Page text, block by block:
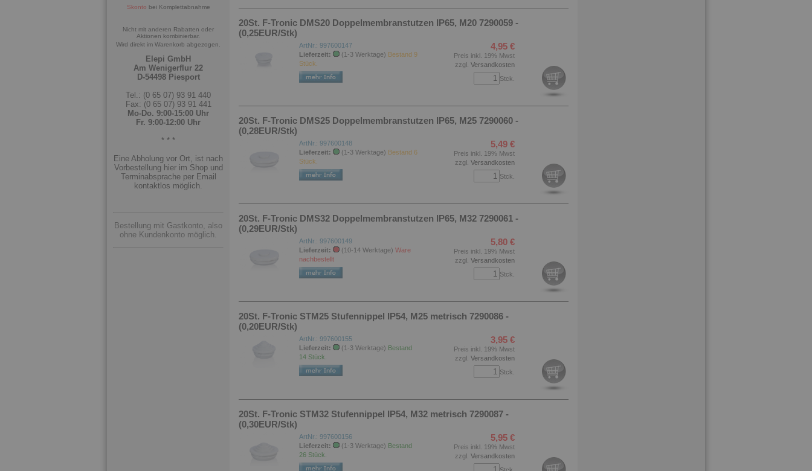
Skonto bei Komplettabnahme
Nicht mit anderen Rabatten oder
Aktionen kombinierbar.
Wird direkt im Warenkorb abgezogen.
Elepi GmbH
Am Wenigerflur 22
D-54498 Piesport
Tel.: (0 65 07) 93 91 440
Fax: (0 65 07) 93 91 441
Mo-Do. 9:00-15:00 Uhr
Fr. 9:00-12:00 Uhr
* * *
Eine Abholung vor Ort, ist nach
Vorbestellung hier im Shop und
Terminabsprache per Email
kontaktlos möglich.
Bestellung mit Gastkonto, also
ohne Kundenkonto möglich.
20St. F-Tronic DMS20 Doppelmembranstutzen IP65, M20 7290059 -
(0,25EUR/Stk)
ArtNr.: 997600147
Lieferzeit:
(1-3 Werktage) Bestand 9
Stück.
4,95 €
Preis inkl. 19% Mwst
zzgl. Versandkosten
Stck.
20St. F-Tronic DMS25 Doppelmembranstutzen IP65, M25 7290060 -
(0,28EUR/Stk)
ArtNr.: 997600148
Lieferzeit:
(1-3 Werktage) Bestand 6
Stück.
5,49 €
Preis inkl. 19% Mwst
zzgl. Versandkosten
Stck.
20St. F-Tronic DMS32 Doppelmembranstutzen IP65, M32 7290061 -
(0,29EUR/Stk)
ArtNr.: 997600149
Lieferzeit:
(10-14 Werktage) Ware
nachbestellt
5,80 €
Preis inkl. 19% Mwst
zzgl. Versandkosten
Stck.
20St. F-Tronic STM25 Stufennippel IP54, M25 metrisch 7290086 -
(0,20EUR/Stk)
ArtNr.: 997600155
Lieferzeit:
(1-3 Werktage) Bestand
14 Stück.
3,95 €
Preis inkl. 19% Mwst
zzgl. Versandkosten
Stck.
20St. F-Tronic STM32 Stufennippel IP54, M32 metrisch 7290087 -
(0,30EUR/Stk)
ArtNr.: 997600156
Lieferzeit:
(1-3 Werktage) Bestand
26 Stück.
5,95 €
Preis inkl. 19% Mwst
zzgl. Versandkosten